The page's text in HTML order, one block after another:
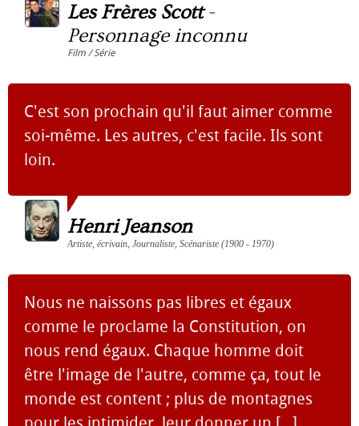
Les Frères Scott-
Personnage inconnu
Film / Série
C'est son prochain qu'il faut aimer comme
soi-même. Les autres, c'est facile. Ils sont
loin.
Henri Jeanson
Artiste, écrivain, Journaliste, Scénariste (1900 - 1970)
Nous ne naissons pas libres et égaux
comme le proclame la Constitution, on
nous rend égaux. Chaque homme doit
être l'image de l'autre, comme ça, tout le
monde est content ; plus de montagnes